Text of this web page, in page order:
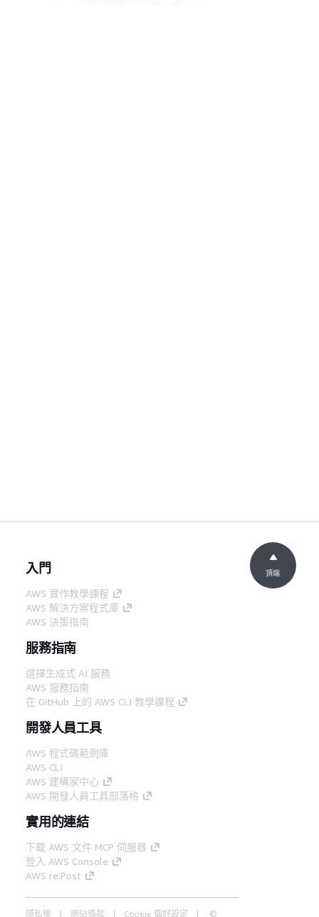
入門
AWS 實作教學課程
AWS 解決方案程式庫
AWS 決策指南
服務指南
選擇生成式 AI 服務
AWS 服務指南
在 GitHub 上的 AWS CLI 教學課程
開發人員工具
AWS 程式碼範例庫
AWS CLI
AWS 建構家中心
AWS 開發人員工具部落格
實用的連結
下載 AWS 文件 MCP 伺服器
登入 AWS Console
AWS re:Post
隱私權 網站條款 Cookie 偏好設定 ©
頂端